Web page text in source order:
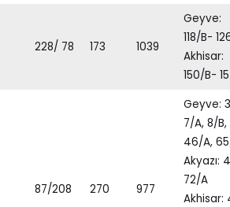
228/ 78 173 1039
Geyve:
118/B-
Akhisar:
150/B-
87/208 270 977
Geyve:
7/A, 8/B,
46/A,
Akyazı:
72/A
Akhisar: